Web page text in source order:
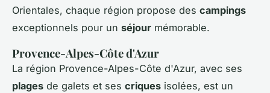
Orientales, chaque région propose des campings
exceptionnels pour un séjour mémorable.
Provence-Alpes-Côte d'Azur
La région Provence-Alpes-Côte d'Azur, avec ses
plages de galets et ses criques isolées, est un